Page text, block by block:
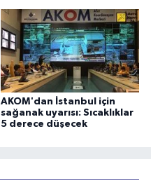
AKOM'dan İstanbul için
sağanak uyarısı: Sıcaklıklar
5 derece düşecek